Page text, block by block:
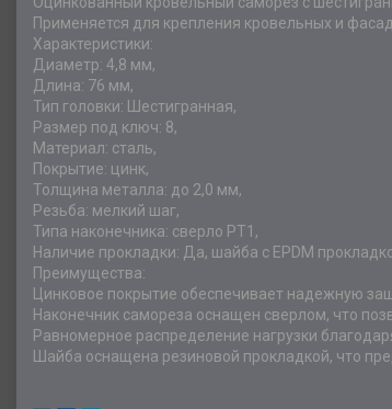
Применяется для крепления кровельных и
Характеристики:
Диаметр: 4,8 мм,
Длина: 76 мм,
Тип головки: Шестигранная,
Размер под ключ: 8,
Материал: сталь,
Покрытие: цинк,
Толщина металла: до 2,0 мм,
Резьба: мелкий шаг,
Типа наконечника: сверло РТ1,
Наличие прокладки: Да, шайба с EPDM
Преимущества:
Цинковое покрытие обеспечивает надежную
Наконечник самореза оснащен сверлом, что
Равномерное распределение нагрузки
Шайба оснащена резиновой прокладкой, что